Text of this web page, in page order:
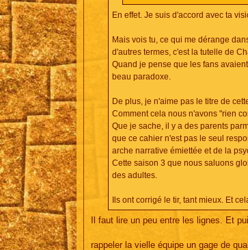
En effet. Je suis d'accord avec ta
Mais vois tu, ce qui me dérange
d'autres termes, c'est la tutelle de
Quand je pense que les fans
beau paradoxe.
De plus, je n'aime pas le titre de
Comment cela nous n'avons "rien
Que je sache, il y a des parents
que ce cahier n'est pas le seul
arche narrative émiettée et de la
Cette saison 3 que nous saluons
des adultes.
Ils ont corrigé le tir, tant mieux. Et
Il faut lire un peu entre les lignes. Et
rappeler la vielle équipe un gage de